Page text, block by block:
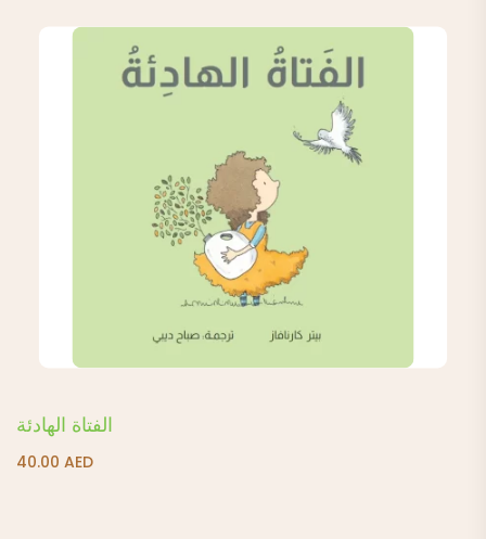
الفتاة الهادئة
40.00 AED